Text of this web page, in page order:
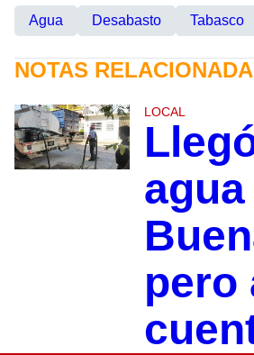
Agua Desabasto Tabasco
NOTAS
LOCAL
agua
pero